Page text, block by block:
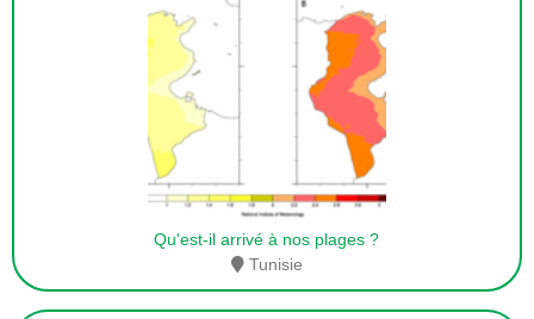
Qu'est-il arrivé à nos plages ?
Tunisie